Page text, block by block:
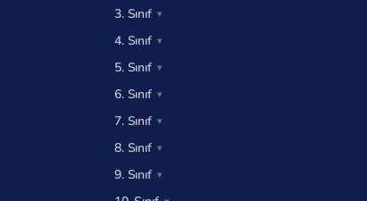
3. Sınıf
4. Sınıf
5. Sınıf
6. Sınıf
7. Sınıf
8. Sınıf
9. Sınıf